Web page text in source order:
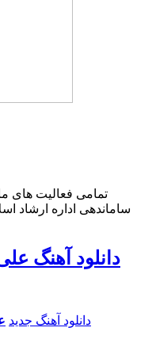
تمامی فعالیت های
ساماندهی اداره ارشاد
دانلود آهنگ
دانلود آهنگ جدید